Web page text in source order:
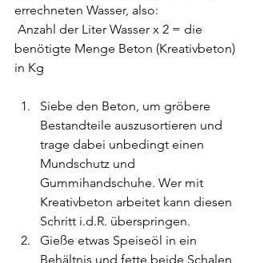
errechneten Wasser, also:
benötigte Menge Beton (Kreativbeton)
in Kg
Siebe den Beton, um gröbere
Bestandteile auszusortieren und
trage dabei unbedingt einen
Mundschutz und
Gummihandschuhe. Wer mit
Kreativbeton arbeitet kann diesen
Schritt i.d.R. überspringen.
Gieße etwas Speiseöl in ein
Behältnis und fette beide Schalen